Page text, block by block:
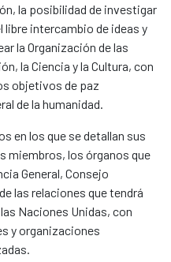
la posibilidad de investigar
libre intercambio de ideas y
la Organización de las
la Ciencia y la Cultura, con
objetivos de paz
de la humanidad.
en los que se detallan sus
miembros, los órganos que
General, Consejo
las relaciones que tendrá
Naciones Unidas, con
y organizaciones